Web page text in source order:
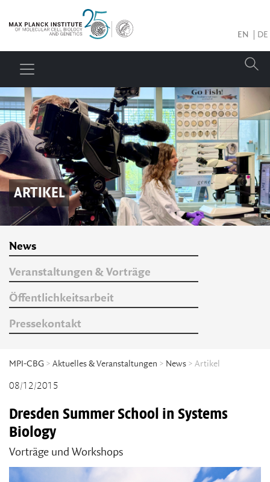
EN DE
ARTIKEL
News
Veranstaltungen & Vorträge
Öffentlichkeitsarbeit
Pressekontakt
MPI-CBG > Aktuelles & Veranstaltungen > News > Artikel
08/12/2015
Dresden Summer School in Systems
Biology
Vorträge und Workshops